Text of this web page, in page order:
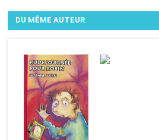
DU MÊME AUTEUR